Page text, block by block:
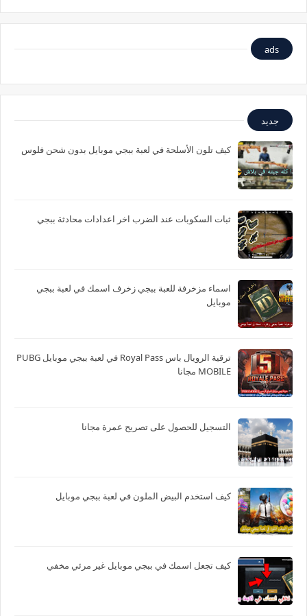
ads
جديد
كيف تلون الأسلحة في لعبة ببجي موبايل بدون شحن فلوس
ثبات السكوبات عند الضرب اخر اعدادات محادثة ببجي
اسماء مزخرفة للعبة ببجي زخرف اسمك في لعبة ببجي
موبايل
ترقية الرويال باس Royal Pass في لعبة ببجي موبايل PUBG
MOBILE مجانا
التسجيل للحصول على تصريح عمرة مجانا
كيف استخدم البيض الملون في لعبة ببجي موبايل
كيف تجعل اسمك في ببجي موبايل غير مرئي مخفي